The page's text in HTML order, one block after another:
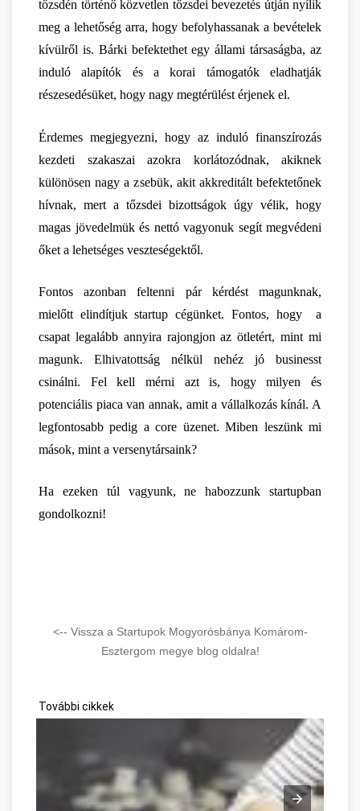
tőzsdén történő közvetlen tőzsdei bevezetés útján nyílik
meg a lehetőség arra, hogy befolyhassanak a bevételek
kívülről is. Bárki befektethet egy állami társaságba, az
induló alapítók és a korai támogatók eladhatják
részesedésüket, hogy nagy megtérülést érjenek el.
Érdemes megjegyezni, hogy az induló finanszírozás
kezdeti szakaszai azokra korlátozódnak, akiknek
különösen nagy a zsebük, akit akkreditált befektetőnek
hívnak, mert a tőzsdei bizottságok úgy vélik, hogy
magas jövedelmük és nettó vagyonuk segít megvédeni
őket a lehetséges veszteségektől.
Fontos azonban feltenni pár kérdést magunknak,
mielőtt elindítjuk startup cégünket. Fontos, hogy  a
csapat legalább annyira rajongjon az ötletért, mint mi
magunk. Elhivatottság nélkül nehéz jó businesst
csinálni. Fel kell mérni azt is, hogy milyen és
potenciális piaca van annak, amit a vállalkozás kínál. A
legfontosabb pedig a core üzenet. Miben leszünk mi
mások, mint a versenytársaink?
Ha ezeken túl vagyunk, ne habozzunk startupban
gondolkozni!
<-- Vissza a Startupok Mogyorósbánya Komárom-
Esztergom megye blog oldalra!
További cikkek